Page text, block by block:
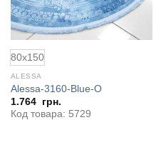
80x150
ALESSA
Alessa-3160-Blue-O
1.764 грн.
Код товара: 5729